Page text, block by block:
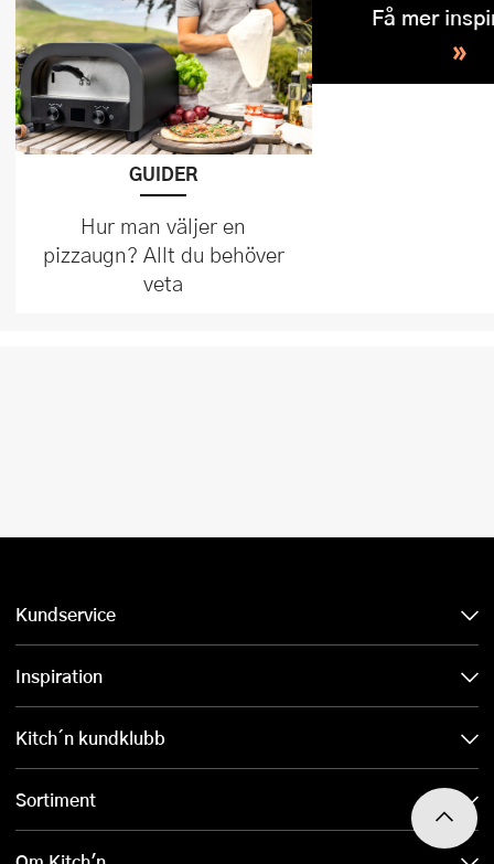
GUIDER
Hur man väljer en
pizzaugn? Allt du behöver
veta
Få mer
»
Kundservice
Inspiration
Kitch´n kundklubb
Sortiment